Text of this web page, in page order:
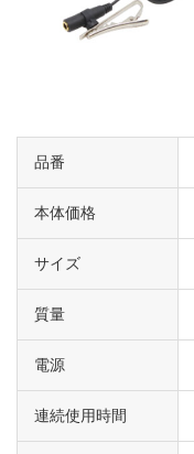
品番
本体価格
サイズ
質量
電源
連続使用時間